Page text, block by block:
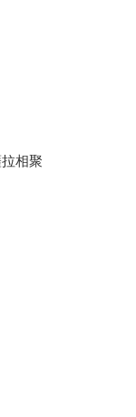
相聚